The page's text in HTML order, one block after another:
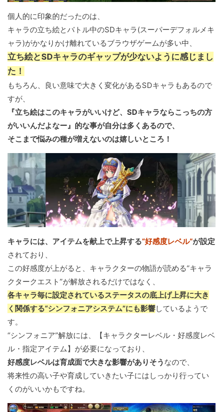
個人的に印象的だったのは、
キャラの立ち絵とバトル中のSDキャラ(スーパーデフォルメキ
ャラ)がかなりかけ離れているブラウザゲームが多い中、
立ち絵とSDキャラのギャップが少ないように感じまし
た！
もちろん、良い意味で大きく変化があるSDキャラもあるので
すが、
『立ち絵はこのキャラがいいけど、SDキャラならこっちの方
がいいんだよなー』的な事が自分は多くあるので、
そこまで悩みの種が増えないのは嬉しいところ！
キャラには、アイテムを献上で上昇する“好感度レベル”が設定
されており、
この好感度が上がると、キャラクターの物語が読める“キャラ
クタークエスト”が解放されるだけではなく、
各キャラ毎に設定されているステータスの底上げ上昇に大き
く関係する“シンフォニアシステム”にも影響しているようで
す。
“シンフォニア”解放には、【キャラクターレベル・好感度レベ
ル・指定アイテム】が必要になっており、
好感度レベルは育成面で大きな影響がありそう なので、
将来性の高い子や育成していきたい子にはしっかり行ってい
くのがいいかもですね。